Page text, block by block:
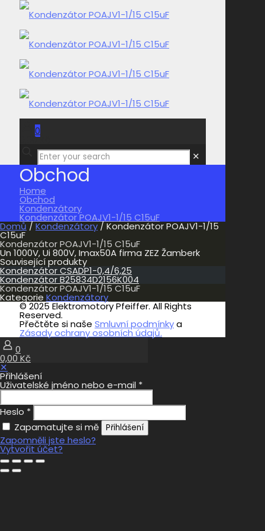
0
0,00 Kč
✕
Obchod
Home
Obchod
Kondenzátory
Kondenzátor POAJV1-1/15 C15uF
Domů / Kondenzátory / Kondenzátor POAJV1-1/15
C15uF
Kondenzátor POAJV1-1/15 C15uF
Un 1000V, Ui 800V, Imax50A firma ZEZ Žamberk
Související produkty
Kondenzátor CSADP1-0,4/6,25
Kondenzátor B25834D2156K004
Kondenzátor POAJV1-1/15 C15uF
Kategorie Kondenzátory
© 2025 Elektromotory Pfeiffer. All Rights
Reserved.
Přečtěte si naše Smluvní podmínkya
Zásady ochrany osobních údajů.
0
0,00 Kč
✕
Přihlášení
Uživatelské jméno nebo e-mail *
Heslo *
Zapamatujte si mě
Přihlášení
Zapomněli jste heslo?
Vytvořit účet?